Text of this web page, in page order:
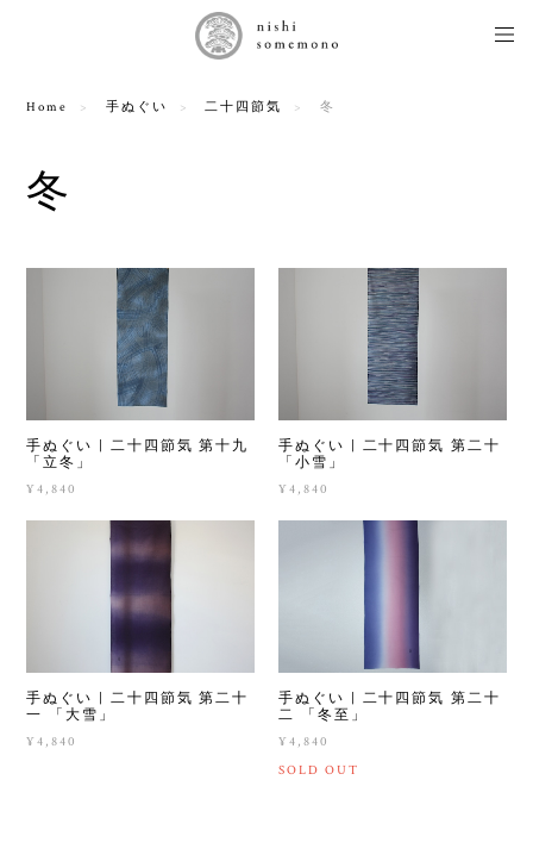
Home 手ぬぐい 二十四節気 冬
冬
手ぬぐい | 二十四節気 第十九
「立冬」
¥4,840
手ぬぐい | 二十四節気 第二十
「小雪」
¥4,840
手ぬぐい | 二十四節気 第二十
一 「大雪」
¥4,840
手ぬぐい | 二十四節気 第二十
二 「冬至」
¥4,840
SOLD OUT